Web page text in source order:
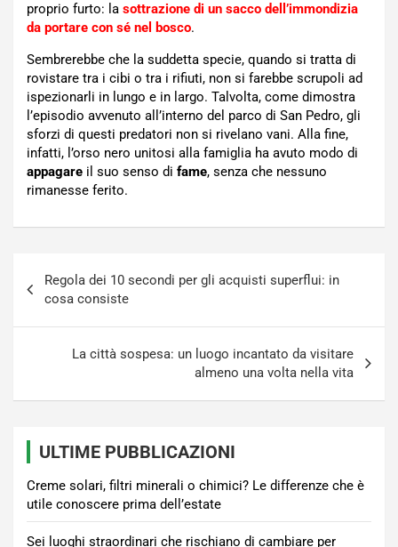
proprio furto: la sottrazione di un sacco dell’immondizia
da portare con sé nel bosco.
Sembrerebbe che la suddetta specie, quando si tratta di
rovistare tra i cibi o tra i rifiuti, non si farebbe scrupoli ad
ispezionarli in lungo e in largo. Talvolta, come dimostra
l’episodio avvenuto all’interno del parco di San Pedro, gli
sforzi di questi predatori non si rivelano vani. Alla fine,
infatti, l’orso nero unitosi alla famiglia ha avuto modo di
appagare il suo senso di fame, senza che nessuno
rimanesse ferito.
articoli
Regola dei 10 secondi per gli acquisti superflui: in
cosa consiste
La città sospesa: un luogo incantato da visitare
almeno una volta nella vita
ULTIME PUBBLICAZIONI
Creme solari, filtri minerali o chimici? Le differenze che è
utile conoscere prima dell’estate
Sei luoghi straordinari che rischiano di cambiare per